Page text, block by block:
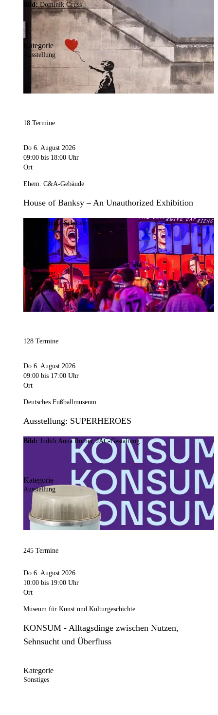
Bild:Dominik Gruss
Kategorie
Ausstellung
18 Termine
Do 6. August 2026
09:00 bis 18:00 Uhr
Ort
Ehem. C&A-Gebäude
House of Banksy – An Unauthorized Exhibition
Stephan Schütze
Kategorie
Ausstellung
128 Termine
Do 6. August 2026
09:00 bis 17:00 Uhr
Ort
Deutsches Fußballmuseum
Ausstellung: SUPERHEROES
Bild: Judith Anna Rüther, JAC-Gestaltung
Kategorie
Ausstellung
245 Termine
Do 6. August 2026
10:00 bis 19:00 Uhr
Ort
Museum für Kunst und Kulturgeschichte
KONSUM - Alltagsdinge zwischen Nutzen,
Sehnsucht und Überfluss
Kategorie
Sonstiges